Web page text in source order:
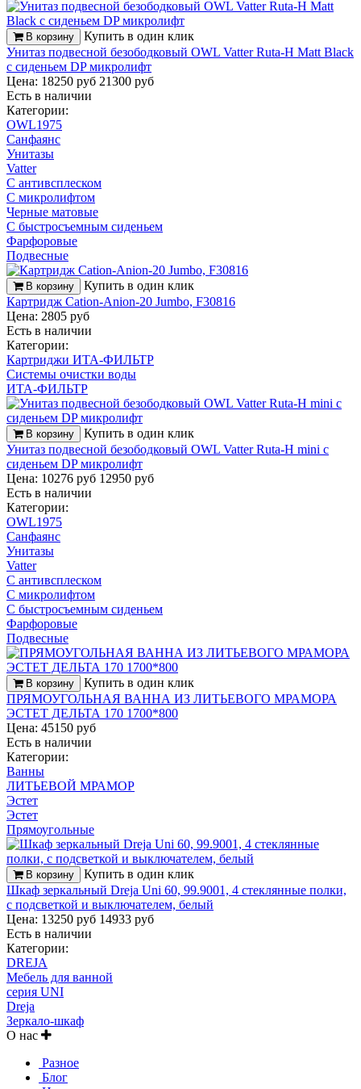
В корзину
Купить в один клик
Унитаз подвесной безободковый OWL Vatter Ruta-H Matt Black
с сиденьем DP микролифт
Цена: 18250 руб 21300 руб
Есть в наличии
Категории:
OWL1975
Санфаянс
Унитазы
Vatter
С антивсплеском
С микролифтом
Черные матовые
С быстросъемным сиденьем
Фарфоровые
Подвесные
В корзину
Купить в один клик
Картридж Cation-Anion-20 Jumbo, F30816
Цена: 2805 руб
Есть в наличии
Категории:
Картриджи ИТА-ФИЛЬТР
Системы очистки воды
ИТА-ФИЛЬТР
В корзину
Купить в один клик
Унитаз подвесной безободковый OWL Vatter Ruta-H mini с
сиденьем DP микролифт
Цена: 10276 руб 12950 руб
Есть в наличии
Категории:
OWL1975
Санфаянс
Унитазы
Vatter
С антивсплеском
С микролифтом
С быстросъемным сиденьем
Фарфоровые
Подвесные
В корзину
Купить в один клик
ПРЯМОУГОЛЬНАЯ ВАННА ИЗ ЛИТЬЕВОГО МРАМОРА
ЭСТЕТ ДЕЛЬТА 170 1700*800
Цена: 45150 руб
Есть в наличии
Категории:
Ванны
ЛИТЬЕВОЙ МРАМОР
Эстет
Эстет
Прямоугольные
В корзину
Купить в один клик
Шкаф зеркальный Dreja Uni 60, 99.9001, 4 стеклянные полки,
с подсветкой и выключателем, белый
Цена: 13250 руб 14933 руб
Есть в наличии
Категории:
DREJA
Мебель для ванной
серия UNI
Dreja
Зеркало-шкаф
О нас
Разное
Блог